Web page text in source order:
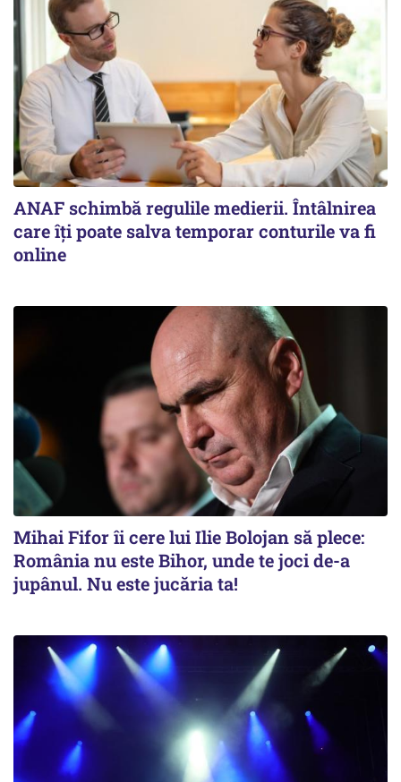
ANAF schimbă regulile medierii. Întâlnirea
care îți poate salva temporar conturile va fi
online
Mihai Fifor îi cere lui Ilie Bolojan să plece:
România nu este Bihor, unde te joci de-a
jupânul. Nu este jucăria ta!